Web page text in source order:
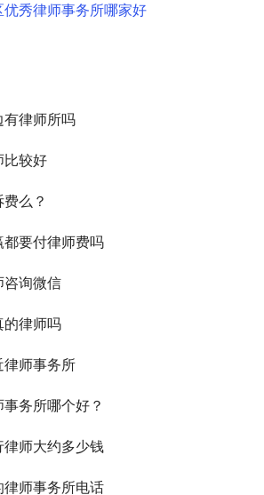
优秀律师事务所哪家好
有律师所吗
比较好
么？
要付律师费吗
咨询微信
的律师吗
律师事务所
务所哪个好？
师大约多少钱
师事务所电话